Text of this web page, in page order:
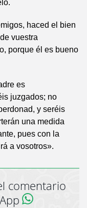
haced el bien
vuestra
porque él es bueno
es
juzgados; no
y seréis
una medida
pues con la
a vosotros».
comentario